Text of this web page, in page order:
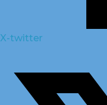
X-twitter